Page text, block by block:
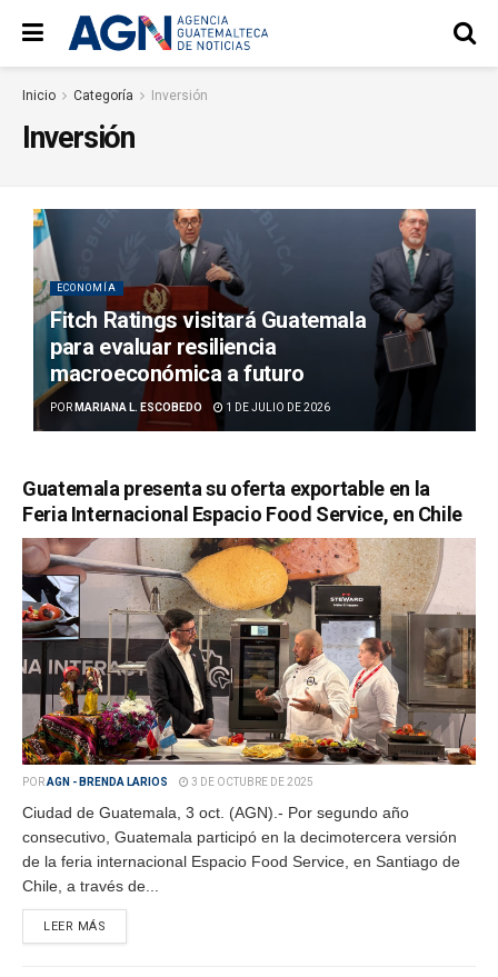
Inicio Categoría Inversión
Inversión
ECONOMÍA
Fitch Ratings visitará Guatemala
para evaluar resiliencia
macroeconómica a futuro
POR MARIANA L. ESCOBEDO 1 DE JULIO DE 2026
Guatemala presenta su oferta exportable en la
Feria Internacional Espacio Food Service, en Chile
PORAGN - BRENDA LARIOS 3 DE OCTUBRE DE 2025
Ciudad de Guatemala, 3 oct. (AGN).- Por segundo año
consecutivo, Guatemala participó en la decimotercera versión
de la feria internacional Espacio Food Service, en Santiago de
Chile, a través de...
LEER MÁS